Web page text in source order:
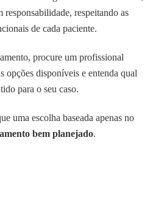
responsabilidade, respeitando as
de cada paciente.
procure um profissional
opções disponíveis e entenda qual
para o seu caso.
uma escolha baseada apenas no
bem planejado.